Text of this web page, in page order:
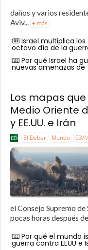
daños y varios
Aviv...
+ más
Israel multiplica
octavo día de la
Por qué Israel ha
nuevas amenazas
Los mapas
Medio Oriente
y EE.UU. e Irán
El Deber Mundo 03/
el Consejo Supremo
pocas horas después
Por qué el mundo
guerra contra EEUU e